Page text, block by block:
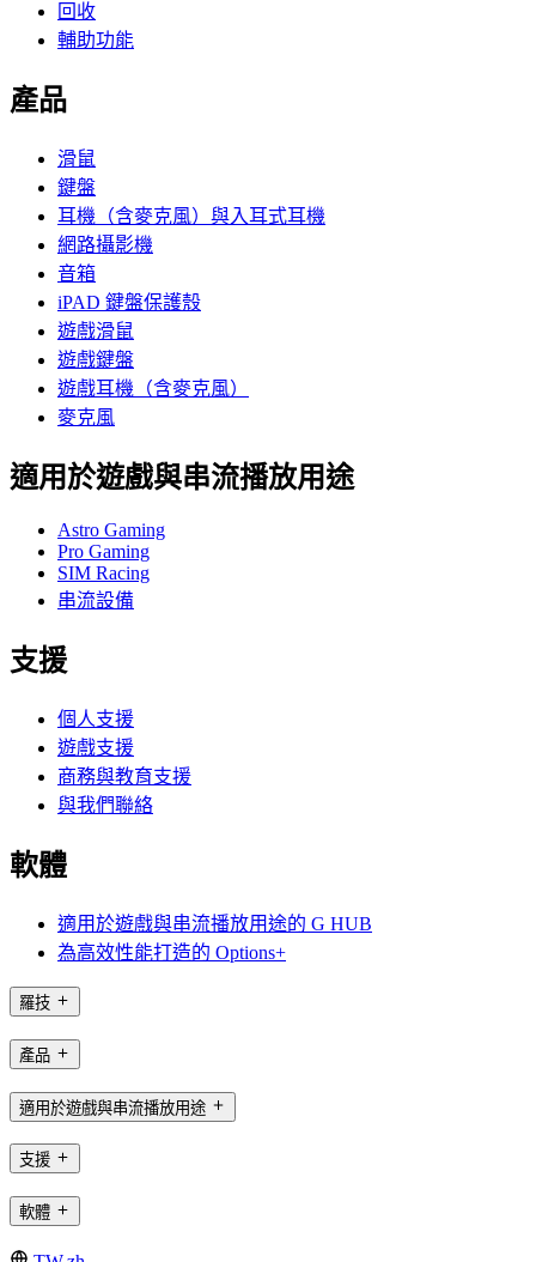
回收
輔助功能
產品
滑鼠
鍵盤
耳機（含麥克風）與入耳式耳機
網路攝影機
音箱
iPAD 鍵盤保護殼
遊戲滑鼠
遊戲鍵盤
遊戲耳機（含麥克風）
麥克風
適用於遊戲與串流播放用途
Astro Gaming
Pro Gaming
SIM Racing
串流設備
支援
個人支援
遊戲支援
商務與教育支援
與我們聯絡
軟體
適用於遊戲與串流播放用途的 G HUB
為高效性能打造的 Options+
羅技
產品
適用於遊戲與串流播放用途
支援
軟體